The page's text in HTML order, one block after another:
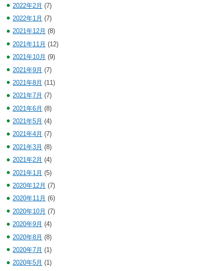
2022年2月 (7)
2022年1月 (7)
2021年12月 (8)
2021年11月 (12)
2021年10月 (9)
2021年9月 (7)
2021年8月 (11)
2021年7月 (7)
2021年6月 (8)
2021年5月 (4)
2021年4月 (7)
2021年3月 (8)
2021年2月 (4)
2021年1月 (5)
2020年12月 (7)
2020年11月 (6)
2020年10月 (7)
2020年9月 (4)
2020年8月 (8)
2020年7月 (1)
2020年5月 (1)